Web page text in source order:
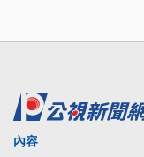
內容